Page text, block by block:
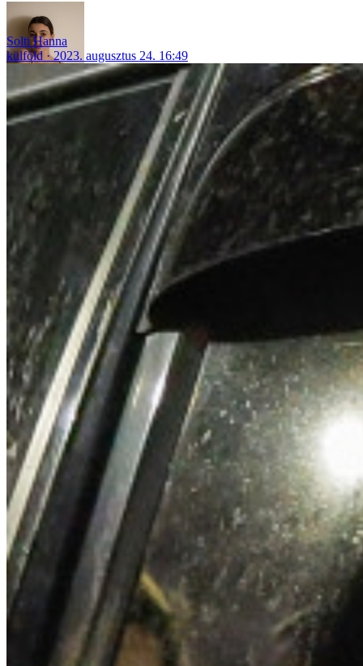
Solti Hanna
külföld
2023. augusztus 24. 16:49